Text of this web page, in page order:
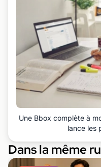
Une Bbox complète à
lance les
Dans la même